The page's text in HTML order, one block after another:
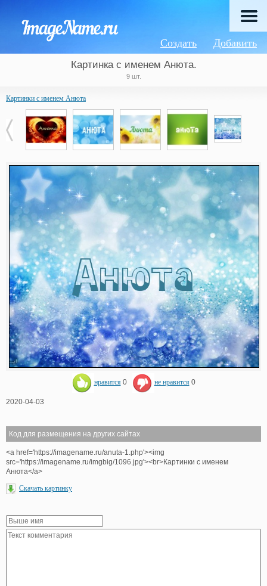
Добавить
Создать
Картинка с именем Анюта.
9 шт.
Картинки с именем Анюта
нравится 0 не нравится 0
2020-04-03
Код для размещения на других сайтах
<a href='https://imagename.ru/anuta-1.php'><img
src='https://imagename.ru/imgbig/1096.jpg'><br>Картинки с именем
Анюта</a>
Скачать картинку